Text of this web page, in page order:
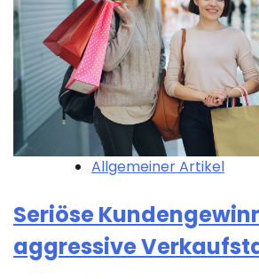
Allgemeiner Artikel
Seriöse
aggressive